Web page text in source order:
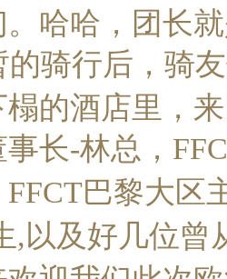
哈哈，团长
的骑行后，骑
的酒店里，
事长-林总，
FFCT巴黎大区
,以及好几位曾